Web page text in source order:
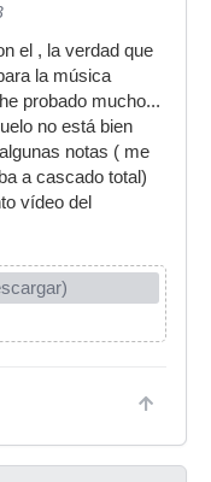
el , la verdad que
la música
probado mucho...
no está bien
notas ( me
a cascado total)
vídeo del